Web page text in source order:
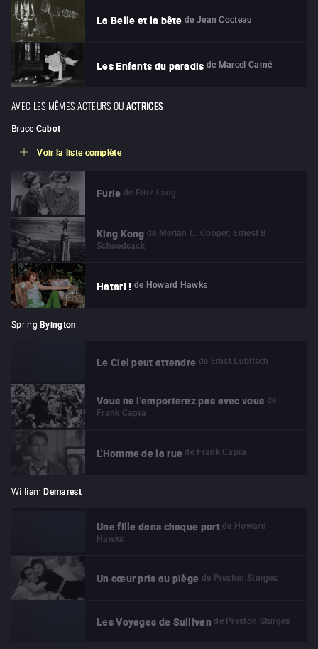
La Belle et la bête de Jean Cocteau
Les Enfants du paradis de Marcel Carné
AVEC LES MÊMES ACTEURS OUACTRICES
Bruce Cabot
Voir la liste complète
Furie de Fritz Lang
King Kong de Merian C. Cooper, Ernest B.
Schoedsack
Hatari ! de Howard Hawks
Spring Byington
Le Ciel peut attendre de Ernst Lubitsch
Vous ne l'emporterez pas avec vous de
Frank Capra
L'Homme de la rue de Frank Capra
William Demarest
Une fille dans chaque port de Howard
Hawks
Un cœur pris au piège de Preston Sturges
Les Voyages de Sullivan de Preston Sturges